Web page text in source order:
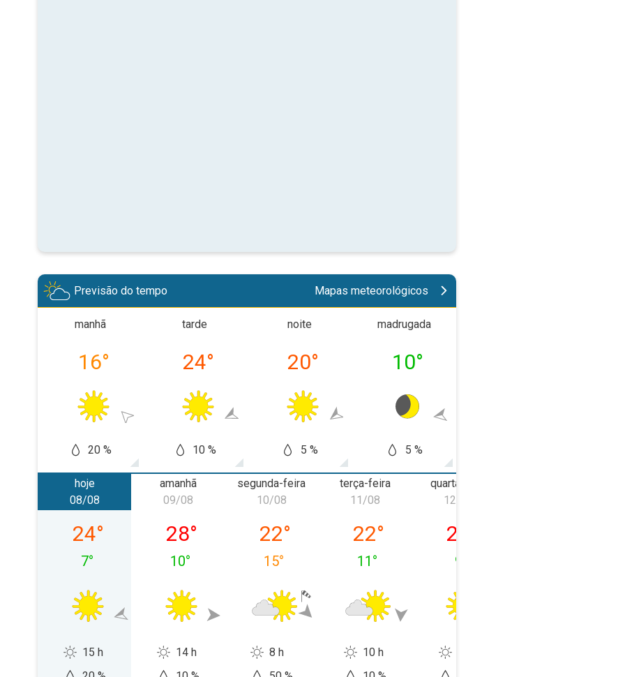
Previsão do tempo Mapas meteorológicos
manhã
16°
20 %
tarde
24°
10 %
noite
20°
5 %
madrugada
10°
5 %
hoje
sábado, 08/08
08/08
24°
7°
15 h
amanhã
domingo, 09/08
09/08
28°
10°
14 h
segunda-feira
segunda-feira, 10/08
10/08
22°
15°
8 h
terça-feira
terça-feira, 11/08
11/08
22°
11 °
10 h
quarta-feira
12/08
25
9